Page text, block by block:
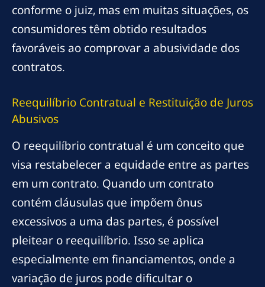
conforme o juiz, mas em muitas situações, os
consumidores têm obtido resultados
favoráveis ao comprovar a abusividade dos
contratos.
Reequilíbrio Contratual e Restituição de Juros
Abusivos
O reequilíbrio contratual é um conceito que
visa restabelecer a equidade entre as partes
em um contrato. Quando um contrato
contém cláusulas que impõem ônus
excessivos a uma das partes, é possível
pleitear o reequilíbrio. Isso se aplica
especialmente em financiamentos, onde a
variação de juros pode dificultar o